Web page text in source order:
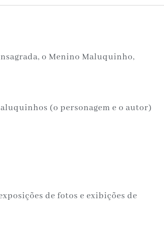
o Menino Maluquinho,
(o personagem e o autor)
de fotos e exibições de